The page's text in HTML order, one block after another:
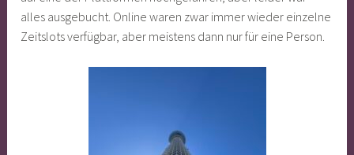
alles ausgebucht. Online waren zwar immer wieder einzelne
Zeitslots verfügbar, aber meistens dann nur für eine Person.